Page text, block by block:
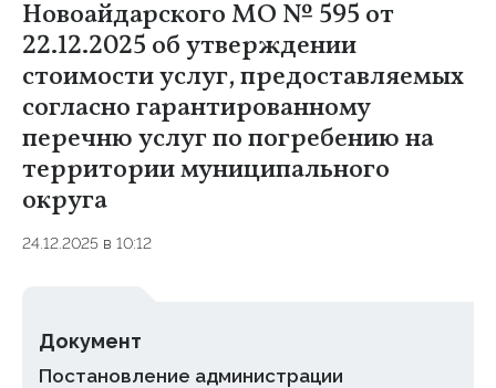
Новоайдарского МО № 595 от
22.12.2025 об утверждении
стоимости услуг, предоставляемых
согласно гарантированному
перечню услуг по погребению на
территории муниципального
округа
24.12.2025 в 10:12
Документ
Постановление администрации